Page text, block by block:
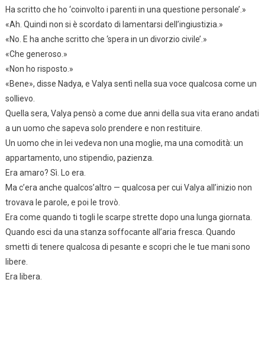
Ha scritto che ho ‘coinvolto i parenti in una questione personale’.»
«Ah. Quindi non si è scordato di lamentarsi dell’ingiustizia.»
«No. E ha anche scritto che ‘spera in un divorzio civile’.»
«Che generoso.»
«Non ho risposto.»
«Bene», disse Nadya, e Valya sentì nella sua voce qualcosa come un
sollievo.
Quella sera, Valya pensò a come due anni della sua vita erano andati
a un uomo che sapeva solo prendere e non restituire.
Un uomo che in lei vedeva non una moglie, ma una comodità: un
appartamento, uno stipendio, pazienza.
Era amaro? Sì. Lo era.
Ma c’era anche qualcos’altro — qualcosa per cui Valya all’inizio non
trovava le parole, e poi le trovò.
Era come quando ti togli le scarpe strette dopo una lunga giornata.
Quando esci da una stanza soffocante all’aria fresca. Quando
smetti di tenere qualcosa di pesante e scopri che le tue mani sono
libere.
Era libera.